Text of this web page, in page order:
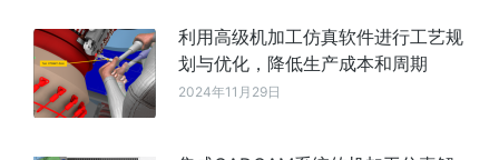
利用高级机加工仿真软件进行工艺规
划与优化，降低生产成本和周期
2024年11月29日